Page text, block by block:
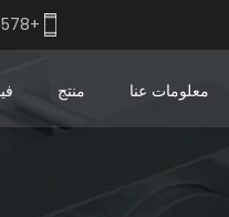
+0086-15168614578 15988910657
معلومات عنا منتج